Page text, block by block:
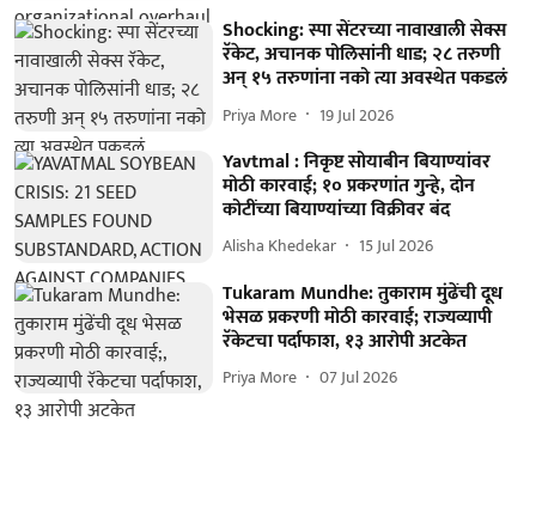
Shocking: स्पा सेंटरच्या नावाखाली सेक्स
रॅकेट, अचानक पोलिसांनी धाड; २८ तरुणी
अन् १५ तरुणांना नको त्या अवस्थेत पकडलं
Priya More 19 Jul 2026
Yavtmal : निकृष्ट सोयाबीन बियाण्यांवर
मोठी कारवाई; १० प्रकरणांत गुन्हे, दोन
कोटींच्या बियाण्यांच्या विक्रीवर बंद
Alisha Khedekar 15 Jul 2026
Tukaram Mundhe: तुकाराम मुंढेंची दूध
भेसळ प्रकरणी मोठी कारवाई; राज्यव्यापी
रॅकेटचा पर्दाफाश, १३ आरोपी अटकेत
Priya More 07 Jul 2026